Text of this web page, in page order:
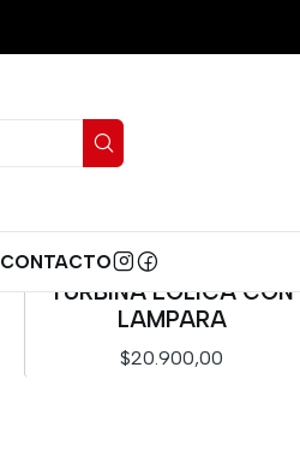
CONTACTO
KIT ROBOT EDUCATIVO
TURBINA EOLICA CON
LAMPARA
$20.900,00